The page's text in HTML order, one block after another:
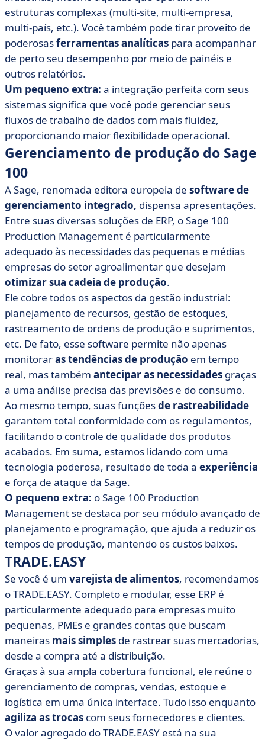
estruturas complexas (multi-site, multi-empresa,
multi-país, etc.). Você também pode tirar proveito de
poderosasferramentas analíticas para acompanhar
de perto seu desempenho por meio de painéis e
outros relatórios.
Um pequeno extra: a integração perfeita com seus
sistemas significa que você pode gerenciar seus
fluxos de trabalho de dados com mais fluidez,
proporcionando maior flexibilidade operacional.
Gerenciamento de produção do Sage
100
A Sage, renomada editora europeia de software de
gerenciamento integrado, dispensa apresentações.
Entre suas diversas soluções de ERP, o Sage 100
Production Management é particularmente
adequado às necessidades das pequenas e médias
empresas do setor agroalimentar que desejam
otimizar sua cadeia de produção.
Ele cobre todos os aspectos da gestão industrial:
planejamento de recursos, gestão de estoques,
rastreamento de ordens de produção e suprimentos,
etc. De fato, esse software permite não apenas
monitoraras tendências de produção em tempo
real, mas também antecipar as necessidades graças
a uma análise precisa das previsões e do consumo.
Ao mesmo tempo, suas funçõesde rastreabilidade
garantem total conformidade com os regulamentos,
facilitando o controle de qualidade dos produtos
acabados. Em suma, estamos lidando com uma
tecnologia poderosa, resultado de toda a experiência
e força de ataque da Sage.
O pequeno extra: o Sage 100 Production
Management se destaca por seu módulo avançado de
planejamento e programação, que ajuda a reduzir os
tempos de produção, mantendo os custos baixos.
TRADE.EASY
Se você é um varejista de alimentos, recomendamos
o TRADE.EASY. Completo e modular, esse ERP é
particularmente adequado para empresas muito
pequenas, PMEs e grandes contas que buscam
maneiras mais simples de rastrear suas mercadorias,
desde a compra até a distribuição.
Graças à sua ampla cobertura funcional, ele reúne o
gerenciamento de compras, vendas, estoque e
logística em uma única interface. Tudo isso enquanto
agiliza as trocas com seus fornecedores e clientes.
O valor agregado do TRADE.EASY está na sua